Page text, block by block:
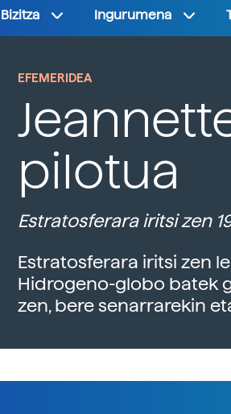
Bizitza Ingurumena
EFEMERIDEA
pilotua
Estratosferara iritsi zen
Estratosferara iritsi zen
Hidrogeno-globo batek
zen, bere senarrarekin